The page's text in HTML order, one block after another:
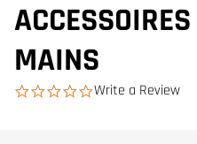
MAINS
0.0 star rating
Write a Review